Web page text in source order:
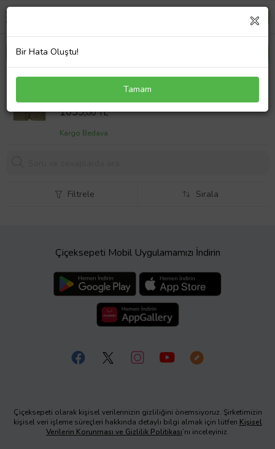
Fiat Doblo Maxi 2010-2015 Sonrası Uyumlu
Havuzlu Oto Paspas A+ Bej
Sepet Fiyatı
1035,00 TL
Kargo Bedava
Filtrele Sırala
Çiçeksepeti Mobil Uygulamamızı İndirin
Çiçeksepeti olarak kişisel verilerinizin gizliliğini önemsiyoruz. Şirketimizin
kişisel veri işleme süreçleri hakkında detaylı bilgi almak için lütfen Kişisel
Verilerin Korunması ve Gizlilik Politikası’nı inceleyiniz.
Bir Hata Oluştu!
Tamam